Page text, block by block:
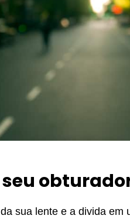
sua lente e a divida em